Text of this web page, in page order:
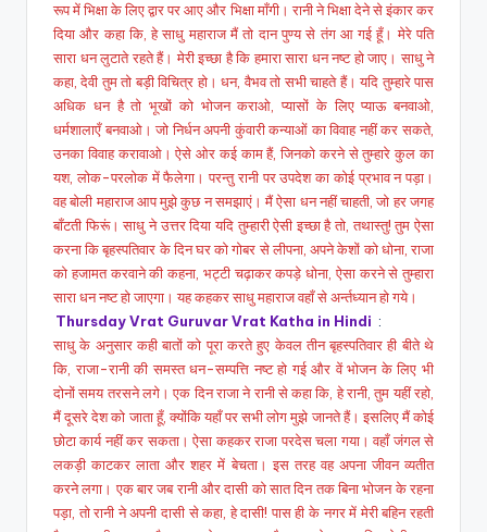
रूप में भिक्षा के लिए द्वार पर आए और भिक्षा माँगी। रानी ने भिक्षा देने से इंकार कर
दिया और कहा कि, हे साधु महाराज मैं तो दान पुण्य से तंग आ गई हूँ। मेरे पति
सारा धन लुटाते रहते हैं। मेरी इच्छा है कि हमारा सारा धन नष्ट हो जाए। साधु ने
कहा, देवी तुम तो बड़ी विचित्र हो। धन, वैभव तो सभी चाहते हैं। यदि तुम्हारे पास
अधिक धन है तो भूखों को भोजन कराओ, प्यासों के लिए प्याऊ बनवाओ,
धर्मशालाएँ बनवाओ। जो निर्धन अपनी कुंवारी कन्याओं का विवाह नहीं कर सकते,
उनका विवाह करावाओ। ऐसे ओर कई काम हैं, जिनको करने से तुम्हारे कुल का
यश, लोक-परलोक में फैलेगा। परन्तु रानी पर उपदेश का कोई प्रभाव न पड़ा।
वह बोली महाराज आप मुझे कुछ न समझाएं। मैं ऐसा धन नहीं चाहती, जो हर जगह
बाँटती फिरूं। साधु ने उत्तर दिया यदि तुम्हारी ऐसी इच्छा है तो, तथास्तु! तुम ऐसा
करना कि बृहस्पतिवार के दिन घर को गोबर से लीपना, अपने केशों को धोना, राजा
को हजामत करवाने की कहना, भट्टी चढ़ाकर कपड़े धोना, ऐसा करने से तुम्हारा
सारा धन नष्ट हो जाएगा। यह कहकर साधु महाराज वहाँ से अर्न्तध्यान हो गये।
Thursday Vrat Guruvar Vrat Katha in Hindi :
साधु के अनुसार कही बातों को पूरा करते हुए केवल तीन बृहस्पतिवार ही बीते थे
कि, राजा-रानी की समस्त धन-सम्पत्ति नष्ट हो गई और वें भोजन के लिए भी
दोनों समय तरसने लगे। एक दिन राजा ने रानी से कहा कि, हे रानी, तुम यहीं रहो,
मैं दूसरे देश को जाता हूँ, क्योंकि यहाँ पर सभी लोग मुझे जानते हैं। इसलिए मैं कोई
छोटा कार्य नहीं कर सकता। ऐसा कहकर राजा परदेस चला गया। वहाँ जंगल से
लकड़ी काटकर लाता और शहर में बेचता। इस तरह वह अपना जीवन व्यतीत
करने लगा। एक बार जब रानी और दासी को सात दिन तक बिना भोजन के रहना
पड़ा, तो रानी ने अपनी दासी से कहा, हे दासी! पास ही के नगर में मेरी बहिन रहती